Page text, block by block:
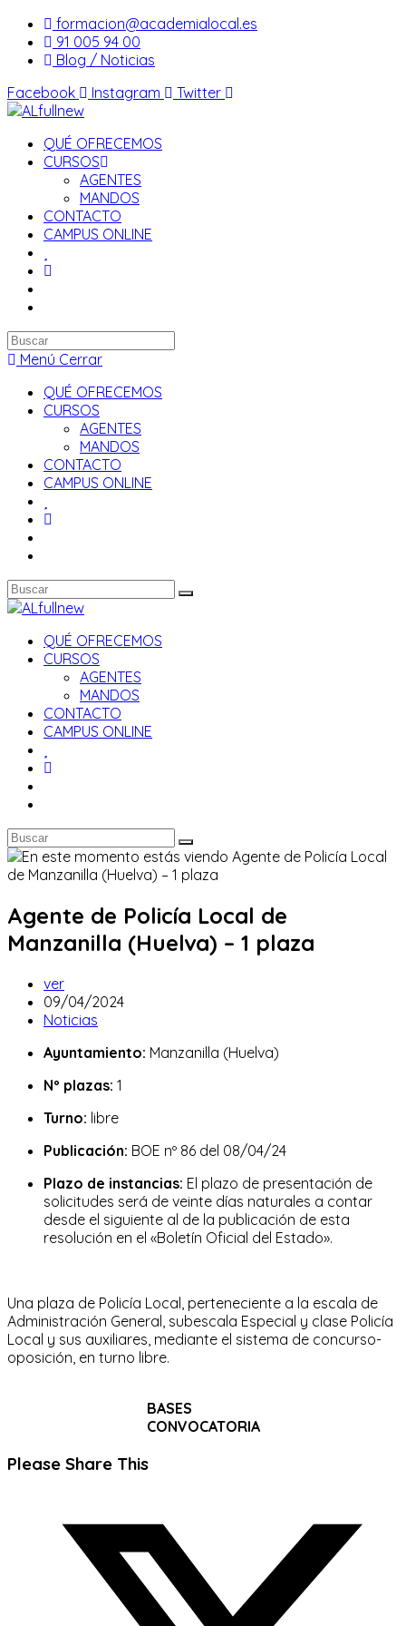
Saltar
contenido
formacion@academialocal.es
91 005 94 00
Blog / Noticias
Facebook
Instagram Twitter
QUÉ OFRECEMOS
CURSOS
AGENTES
MANDOS
CONTACTO
CAMPUS ONLINE
Buscar
en
web
Menú Cerrar
QUÉ OFRECEMOS
CURSOS
AGENTES
MANDOS
CONTACTO
CAMPUS ONLINE
QUÉ OFRECEMOS
CURSOS
AGENTES
MANDOS
CONTACTO
CAMPUS ONLINE
Agente de Policía Local de
Manzanilla (Huelva) – 1 plaza
Autor
de
la
ver
Publicación
de
entrada:
09/04/2024
Categoría
la
Noticias
Ayuntamiento: Manzanilla (Huelva)
Nº plazas: 1
Turno: libre
Publicación: BOE nº 86 del 08/04/24
Plazo de instancias: El plazo de presentación de
solicitudes será de veinte días naturales a contar
desde el siguiente al de la publicación de esta
resolución en el «Boletín Oficial del Estado».
Una plaza de Policía Local, perteneciente a la escala de
Administración General, subescala Especial y clase Policía
Local y sus auxiliares, mediante el sistema de concurso-
oposición, en turno libre.
BASES
CONVOCATORIA
Please Share ThisCompartir